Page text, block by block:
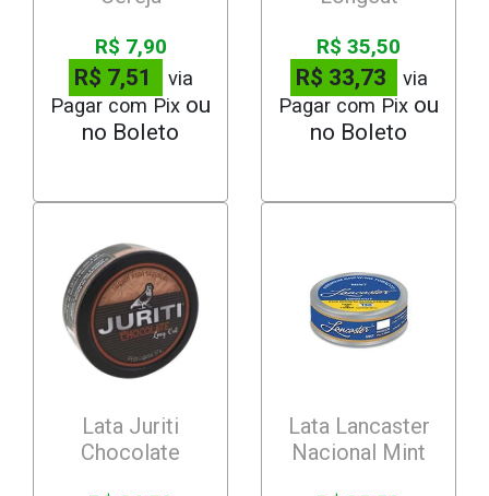
R$ 7,90
R$ 7,51
via
Pagar com Pix
R$ 35,50
R$ 33,73
via
Pagar com Pix
Lata Juriti
Chocolate
Lata Lancaster
Nacional Mint